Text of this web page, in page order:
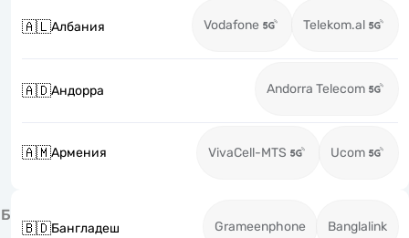
🇦🇱Албания Vodafone Telekom.al
🇦🇩Андорра Andorra Telecom
🇦🇲Армения VivaCell-MTS Ucom
Б
🇧🇩Бангладеш Grameenphone Banglalink